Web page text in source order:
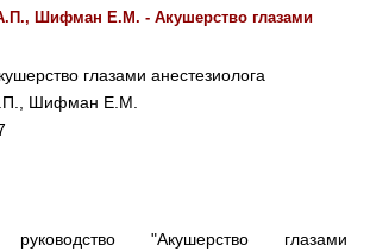
1268
2474
тестыВход
Шифман Е.М. - Акушерство глазами
глазами анестезиолога
Шифман Е.М.
руководство "Акушерство глазами